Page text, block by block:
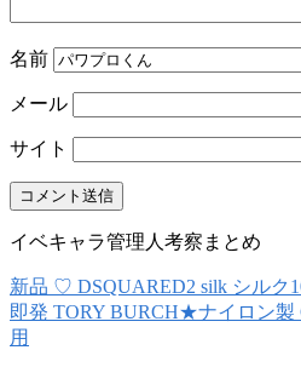
名前
メール
サイト
イベキャラ管理人考察まとめ
新品 ♡ DSQUARED2 silk シルク
即発 TORY BURCH★ナイロン製
用